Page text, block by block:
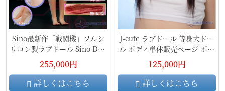
Sino最新作「戦闘機」フルシ
リコン製ラブドール Sino Doll
実践向け ボディ単体 bodyのみ
波打つお尻 エアバッグ包み込
み式膣 選択可
255,000円
詳しくはこちら
J-cute ラブドール 等身大ドー
ル ボディ単体販売ページ ボデ
ィ材質及び身長など選べる ボ
ディのみ
125,000円
詳しくはこちら